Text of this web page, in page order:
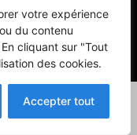
votre expérience
du contenu
cliquant sur "Tout
des cookies.
Accepter tout
Culture